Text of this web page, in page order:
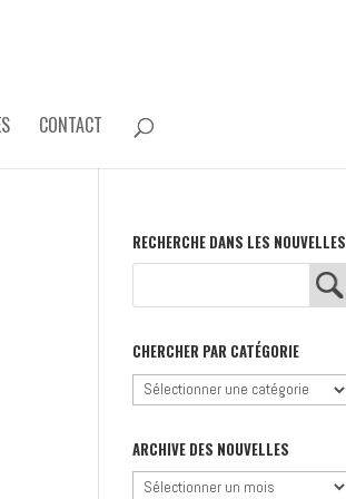
CONTACT
RECHERCHE DANS LES NOUVELLES
CHERCHER PAR CATÉGORIE
Chercher
catégorie
ARCHIVE DES NOUVELLES
Archive